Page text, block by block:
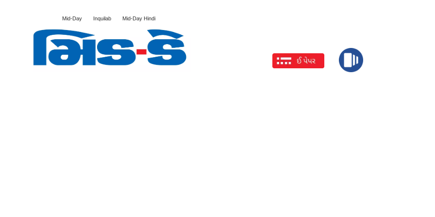
Mid-Day Inquilab Mid-Day Hindi